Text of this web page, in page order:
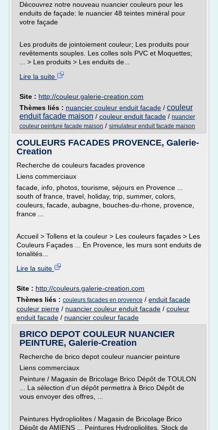
Découvrez notre nouveau nuancier couleurs pour les
enduits de façade: le nuancier 48 teintes minéral pour
votre façade
Les produits de jointoiement couleur; Les produits pour
revêtements souples. Les colles sols PVC et Moquettes;
... > Les produits > Les enduits de...
Lire la suite
Site : http://couleur.galerie-creation.com
Thèmes liés : nuancier couleur enduit facade / couleur
enduit facade maison / couleur enduit facade / nuancier
couleur peinture facade maison / simulateur enduit facade maison
COULEURS FACADES PROVENCE, Galerie-
Creation
Recherche de couleurs facades provence
Liens commerciaux
facade, info, photos, tourisme, séjours en Provence ...
south of france, travel, holiday, trip, summer, colors,
couleurs, facade, aubagne, bouches-du-rhone, provence,
france ...
Accueil > Tollens et la couleur > Les couleurs façades > Les
Couleurs Façades ... En Provence, les murs sont enduits de
tonalités...
Lire la suite
Site : http://couleurs.galerie-creation.com
Thèmes liés : couleurs facades en provence / enduit facade
couleur pierre / nuancier couleur enduit facade / couleur
enduit facade / nuancier couleur facade
BRICO DEPOT COULEUR NUANCIER
PEINTURE, Galerie-Creation
Recherche de brico depot couleur nuancier peinture
Liens commerciaux
Peinture / Magasin de Bricolage Brico Dépôt de TOULON
... La sélection d'un dépôt permettra à Brico Dépôt de
vous envoyer des offres, ...
Peintures Hydropliolites / Magasin de Bricolage Brico
Dépôt de AMIENS ... Peintures Hydropliolites. Stock de